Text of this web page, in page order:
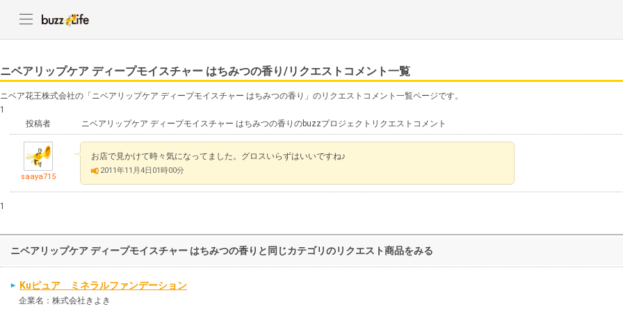
ニベアリップケア ディープモイスチャー はちみつの香り/リクエストコメント一覧
ニベア花王株式会社の「ニベアリップケア ディープモイスチャー はちみつの香り」のリクエストコメント一覧ページです。
1
投稿者
ニベアリップケア ディープモイスチャー はちみつの香りのbuzzプロジェクトリクエストコメント
saaya715
お店で見かけて時々気になってました。グロスいらずはいいですね♪
2011年11月4日01時00分
1
ニベアリップケア ディープモイスチャー はちみつの香りと同じカテゴリのリクエスト商品をみる
Kuピュア ミネラルファンデーション
企業名：株式会社きよき